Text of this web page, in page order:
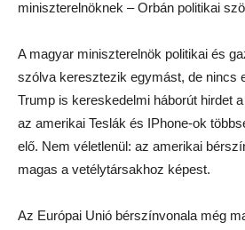
miniszterelnöknek – Orbán politikai
A magyar miniszterelnök politikai és
szólva keresztezik egymást, de nincs
Trump is kereskedelmi háborút hirdet
az amerikai Teslák és IPhone-ok
elő. Nem véletlenül: az amerikai
magas a vetélytársakhoz képest.
Az Európai Unió bérszínvonala még